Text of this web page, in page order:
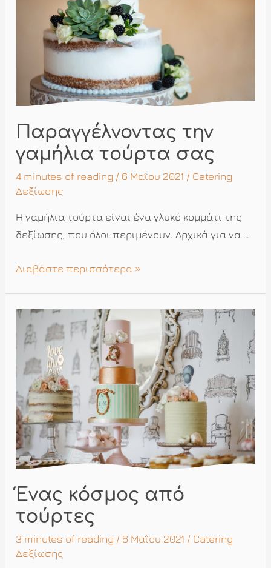
Παραγγέλνοντας την
γαμήλια τούρτα σας
4 minutes of reading / 6 Μαΐου 2021 / Catering
Δεξίωσης
Η γαμήλια τούρτα είναι ένα γλυκό κομμάτι της
δεξίωσης, που όλοι περιμένουν. Αρχικά για να …
Παραγγέλνοντας
τούρτα
σας
Διαβάστε περισσότερα »
Ένας κόσμος από
τούρτες
3 minutes of reading / 6 Μαΐου 2021 / Catering
Δεξίωσης